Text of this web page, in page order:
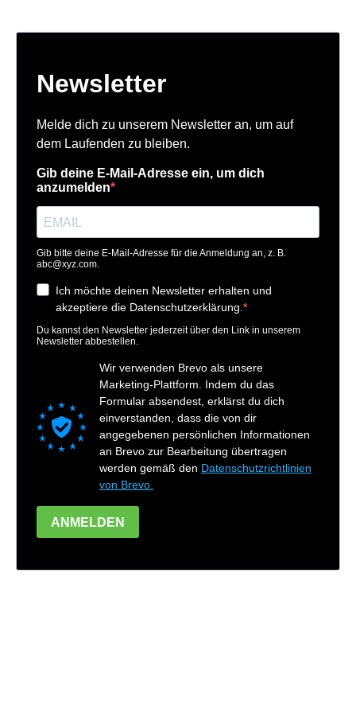
Newsletter
Melde dich zu unserem Newsletter an, um auf
dem Laufenden zu bleiben.
Gib deine E-Mail-Adresse ein, um dich
anzumelden
Gib bitte deine E-Mail-Adresse für die Anmeldung an, z. B.
abc@xyz.com.
Ich möchte deinen Newsletter erhalten und
akzeptiere die Datenschutzerklärung.
Du kannst den Newsletter jederzeit über den Link in unserem
Newsletter abbestellen.
Wir verwenden Brevo als unsere
Marketing-Plattform. Indem du das
Formular absendest, erklärst du dich
einverstanden, dass die von dir
angegebenen persönlichen Informationen
an Brevo zur Bearbeitung übertragen
werden gemäß den Datenschutzrichtlinien
von Brevo.
ANMELDEN